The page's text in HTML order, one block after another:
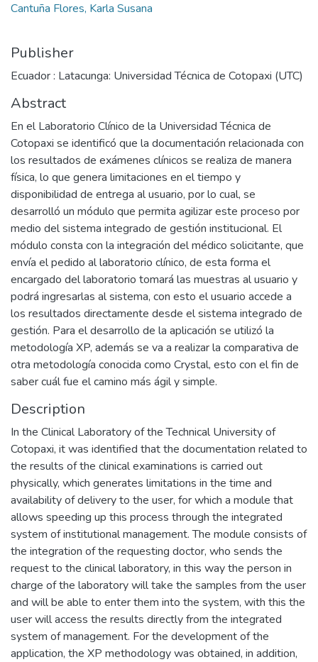
Cantuña Flores, Karla Susana
Publisher
Ecuador : Latacunga: Universidad Técnica de Cotopaxi (UTC)
Abstract
En el Laboratorio Clínico de la Universidad Técnica de
Cotopaxi se identificó que la documentación relacionada con
los resultados de exámenes clínicos se realiza de manera
física, lo que genera limitaciones en el tiempo y
disponibilidad de entrega al usuario, por lo cual, se
desarrolló un módulo que permita agilizar este proceso por
medio del sistema integrado de gestión institucional. El
módulo consta con la integración del médico solicitante, que
envía el pedido al laboratorio clínico, de esta forma el
encargado del laboratorio tomará las muestras al usuario y
podrá ingresarlas al sistema, con esto el usuario accede a
los resultados directamente desde el sistema integrado de
gestión. Para el desarrollo de la aplicación se utilizó la
metodología XP, además se va a realizar la comparativa de
otra metodología conocida como Crystal, esto con el fin de
saber cuál fue el camino más ágil y simple.
Description
In the Clinical Laboratory of the Technical University of
Cotopaxi, it was identified that the documentation related to
the results of the clinical examinations is carried out
physically, which generates limitations in the time and
availability of delivery to the user, for which a module that
allows speeding up this process through the integrated
system of institutional management. The module consists of
the integration of the requesting doctor, who sends the
request to the clinical laboratory, in this way the person in
charge of the laboratory will take the samples from the user
and will be able to enter them into the system, with this the
user will access the results directly from the integrated
system of management. For the development of the
application, the XP methodology was obtained, in addition,